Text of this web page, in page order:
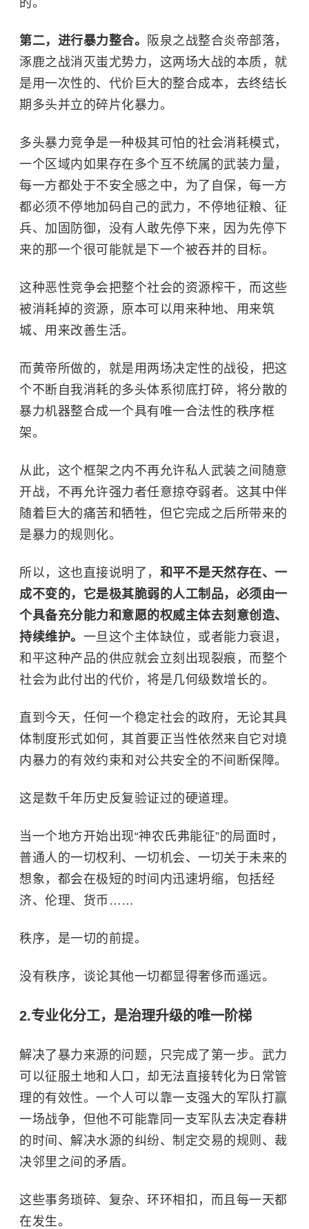
第二，进行暴力整合。 阪泉之战整合炎帝部落，
涿鹿之战消灭蚩尤势力，这两场大战的本质，就
是用一次性的、代价巨大的整合成本，去终结长
期多头并立的碎片化暴力。
多头暴力竞争是一种极其可怕的社会消耗模式，
一个区域内如果存在多个互不统属的武装力量，
每一方都处于不安全感之中，为了自保，每一方
都必须不停地加码自己的武力，不停地征粮、征
兵、加固防御，没有人敢先停下来，因为先停下
来的那一个很可能就是下一个被吞并的目标。
这种恶性竞争会把整个社会的资源榨干，而这些
被消耗掉的资源，原本可以用来种地、用来筑
城、用来改善生活。
而黄帝所做的，就是用两场决定性的战役，把这
个不断自我消耗的多头体系彻底打碎，将分散的
暴力机器整合成一个具有唯一合法性的秩序框
架。
从此，这个框架之内不再允许私人武装之间随意
开战，不再允许强力者任意掠夺弱者。这其中伴
随着巨大的痛苦和牺牲，但它完成之后所带来的
是暴力的规则化。
所以，这也直接说明了， 和平不是天然存在、一
成不变的，它是极其脆弱的人工制品，必须由一
个具备充分能力和意愿的权威主体去刻意创造、
持续维护。 一旦这个主体缺位，或者能力衰退，
和平这种产品的供应就会立刻出现裂痕，而整个
社会为此付出的代价，将是几何级数增长的。
直到今天，任何一个稳定社会的政府，无论其具
体制度形式如何，其首要正当性依然来自它对境
内暴力的有效约束和对公共安全的不间断保障。
这是数千年历史反复验证过的硬道理。
当一个地方开始出现“神农氏弗能征”的局面时，
普通人的一切权利、一切机会、一切关于未来的
想象，都会在极短的时间内迅速坍缩，包括经
济、伦理、货币……
秩序，是一切的前提。
没有秩序，谈论其他一切都显得奢侈而遥远。
2.专业化分工，是治理升级的唯一阶梯
解决了暴力来源的问题，只完成了第一步。武力
可以征服土地和人口，却无法直接转化为日常管
理的有效性。一个人可以靠一支强大的军队打赢
一场战争，但他不可能靠同一支军队去决定春耕
的时间、解决水源的纠纷、制定交易的规则、裁
决邻里之间的矛盾。
这些事务琐碎、复杂、环环相扣，而且每一天都
在发生。